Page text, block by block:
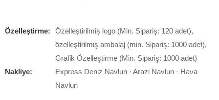
Özelleştirme:
Özelleştirilmiş logo (Min. Sipariş: 120 adet),
özelleştirilmiş ambalaj (min. Sipariş: 1000 adet),
Grafik Özelleştirme (Min. Sipariş: 1000 adet)
Nakliye:
Express Deniz Navlun · Arazi Navlun · Hava
Navlun